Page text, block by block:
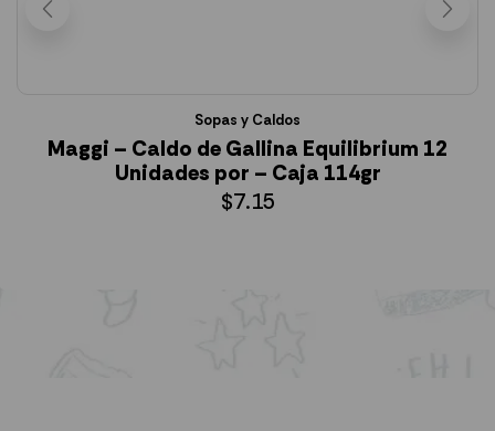
Sopas y Caldos
Maggi – Caldo de Gallina Equilibrium 12
Unidades por – Caja 114gr
$7.15